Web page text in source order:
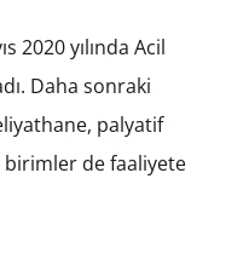
2020 yılında Acil
Daha sonraki
palyatif
birimler de faaliyete